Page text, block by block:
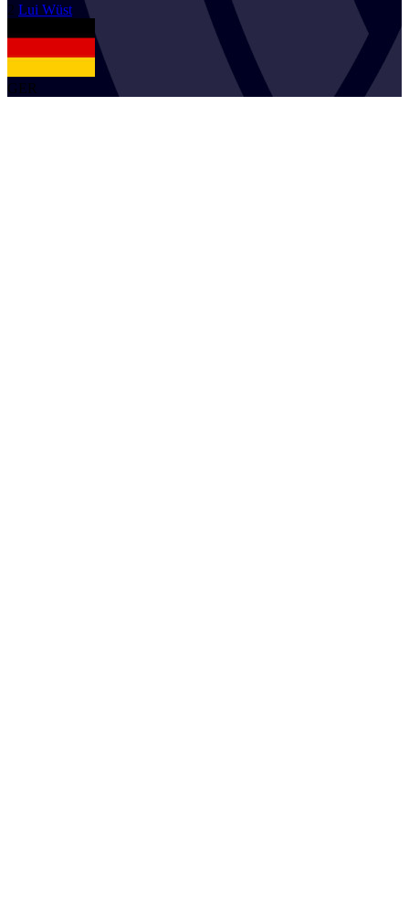
2 Lui Wüst
GER